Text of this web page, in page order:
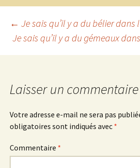
Navigation
des
articles
← Je sais qu’il y a du bélier
Je sais qu’il y a du gémeaux
Laisser un commentaire
Votre adresse e-mail ne sera pas
obligatoires sont indiqués avec *
Commentaire *